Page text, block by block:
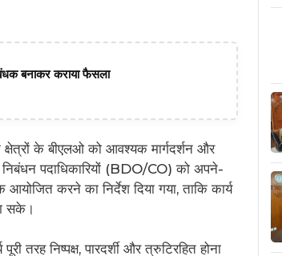
बनाकर कराया फैसला
के बीएलओ को आवश्यक मार्गदर्शन और
निबंधन पदाधिकारियों (BDO/CO) को अपने-
करने का निर्देश दिया गया, ताकि कार्य
सके।
तरह निष्पक्ष, पारदर्शी और त्रुटिरहित होना